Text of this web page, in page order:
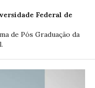
Federal de
de Pós Graduação da